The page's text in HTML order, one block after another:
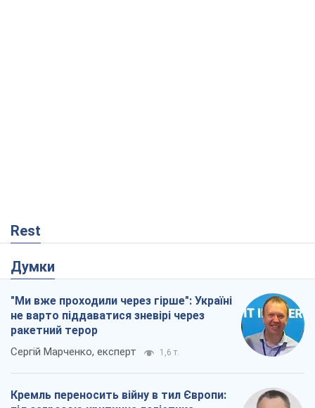
Rest
Думки
"Ми вже проходили через гірше": Україні
не варто піддаватися зневірі через
ракетний терор
Сергій Марченко, експерт 1,6 т.
Кремль переносить війну в тил Європи: